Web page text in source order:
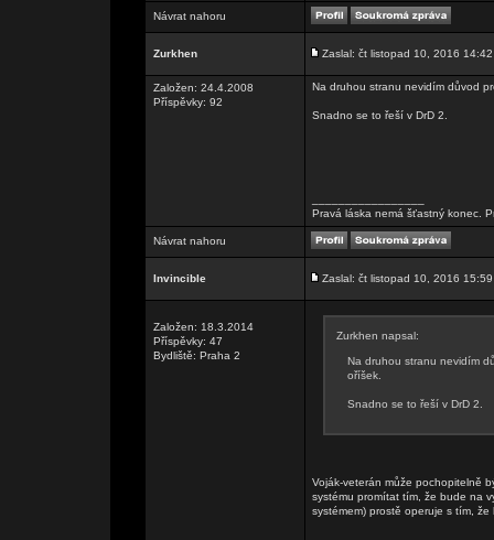
Návrat nahoru
Zurkhen Zaslal: čt listopad 10, 2016 14:42
Založen: 24.4.2008
Příspěvky: 92
Na druhou stranu nevidím důvod
Snadno se to řeší v DrD 2.
Pravá láska nemá šťastný konec.
Návrat nahoru
Invincible Zaslal: čt listopad 10, 2016 15:59
Založen: 18.3.2014
Příspěvky: 47
Bydliště: Praha 2
Zurkhen napsal:
Na druhou stranu nevidím
oříšek.
Snadno se to řeší v DrD 2.
Voják-veterán může pochopitelně
systému promítat tím, že bude na
systémem) prostě operuje s tím,